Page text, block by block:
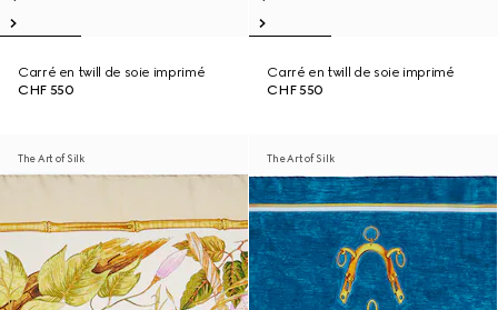
Carré en twill de soie imprimé
CHF 550
Carré en twill de soie imprimé
CHF 550
The Art of Silk The Art of Silk